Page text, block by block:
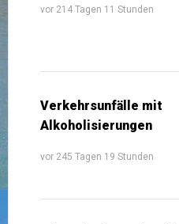
vor 214 Tagen 11 Stunden
Verkehrsunfälle mit
Alkoholisierungen
vor 245 Tagen 19 Stunden